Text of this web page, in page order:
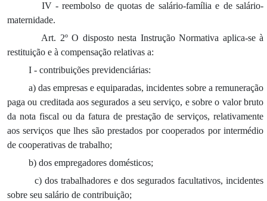
IV - reembolso de quotas de salário-família e de salário-
maternidade.
Art. 2º O disposto nesta Instrução Normativa aplica-se à
restituição e à compensação relativas a:
I - contribuições previdenciárias:
a) das empresas e equiparadas, incidentes sobre a remuneração
paga ou creditada aos segurados a seu serviço, e sobre o valor bruto
da nota fiscal ou da fatura de prestação de serviços, relativamente
aos serviços que lhes são prestados por cooperados por intermédio
de cooperativas de trabalho;
b) dos empregadores domésticos;
c) dos trabalhadores e dos segurados facultativos, incidentes
sobre seu salário de contribuição;